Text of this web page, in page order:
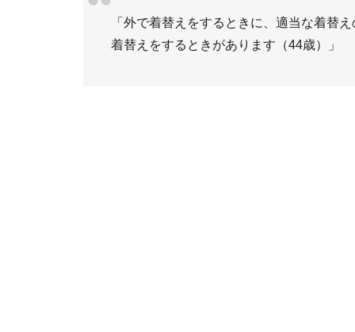
「外で着替えをするときに、適当な着替
着替えをするときがあります（44歳）」